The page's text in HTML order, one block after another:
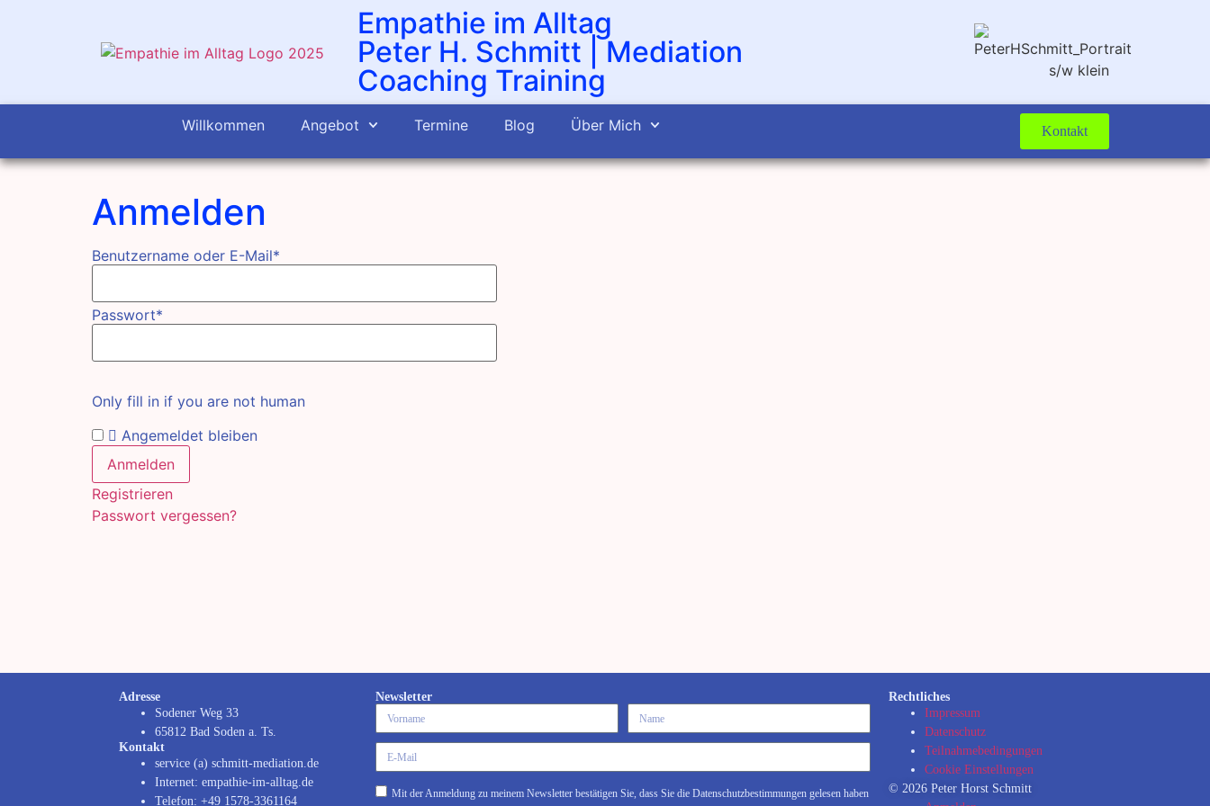
Empathie im Alltag
Peter H. Schmitt | Mediation
Coaching Training
Willkommen Angebot Termine Blog Über Mich Kontakt
Anmelden
Benutzername oder E-Mail*
Passwort*
Only fill in if you are not human
Angemeldet bleiben
Registrieren
Passwort vergessen?
Adresse
Sodener Weg 33
65812 Bad Soden a. Ts.
Kontakt
service (a) schmitt-mediation.de
Internet: empathie-im-alltag.de
Telefon: +49 1578-3361164
Newsletter
Mit der Anmeldung zu meinem Newsletter bestätigen Sie, dass Sie die Datenschutzbestimmungen gelesen haben
Rechtliches
Impressum
Datenschutz
Teilnahmebedingungen
Cookie Einstellungen
© 2026 Peter Horst Schmitt